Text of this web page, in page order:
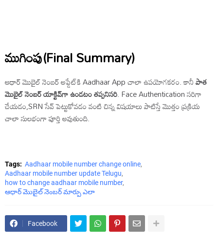
ముగింపు(Final Summary)
ఆధార్ మొబైల్ నెంబర్ అప్డేట్‌కి Aadhaar App చాలా ఉపయోగకరం. కానీపాత
మొబైల్ నెంబర్ యాక్టివ్‌గా ఉండటం తప్పనిసరి. Face Authentication సరిగా
చేయడం,SRN సేవ్ పెట్టుకోవడం వంటి చిన్న విషయాలు పాటిస్తే మొత్తం ప్రక్రియ
చాలా సులభంగా పూర్తి అవుతుంది.
Tags: Aadhaar mobile number change online
Aadhaar mobile number update Telugu
how to change aadhaar mobile number
ఆధార్ మొబైల్ నెంబర్ మార్పు ఎలా
Facebook